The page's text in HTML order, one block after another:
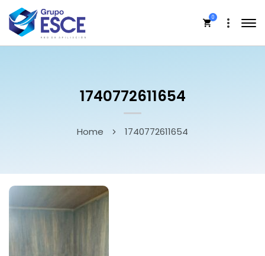
0
1740772611654
Home 1740772611654